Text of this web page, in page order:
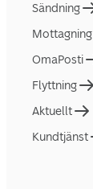
Sändning
Mottagning
OmaPosti
Flyttning
Aktuellt
Kundtjänst